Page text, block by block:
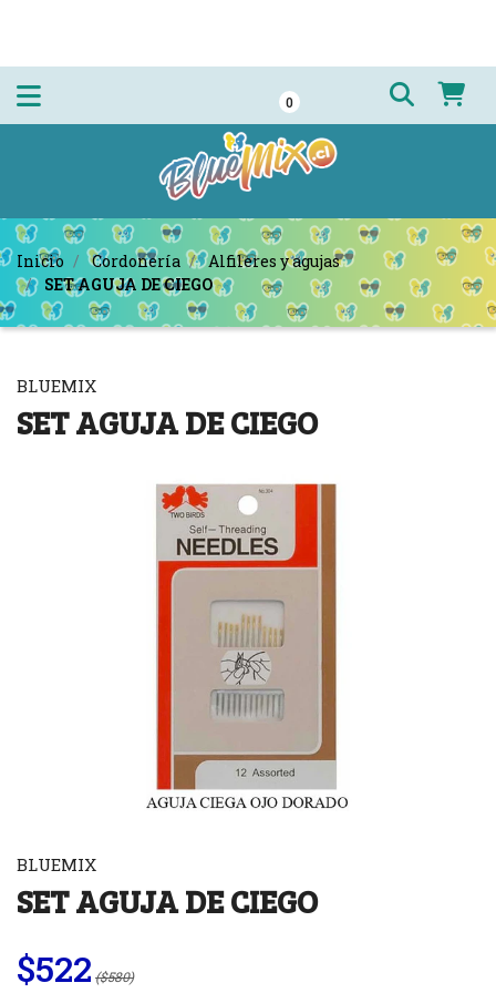
0
Inicio Cordonería
Alfileres y agujas
SET AGUJA DE CIEGO
BLUEMIX
SET AGUJA DE CIEGO
BLUEMIX
SET AGUJA DE CIEGO
$522 ($580)